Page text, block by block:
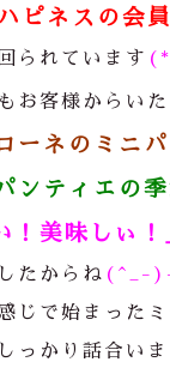
ハピネスの会
られています
お客様からい
ーネのミニ
ンティエの
！美味しぃ！
たからね (^_-
じで始まった
っかり話合いま